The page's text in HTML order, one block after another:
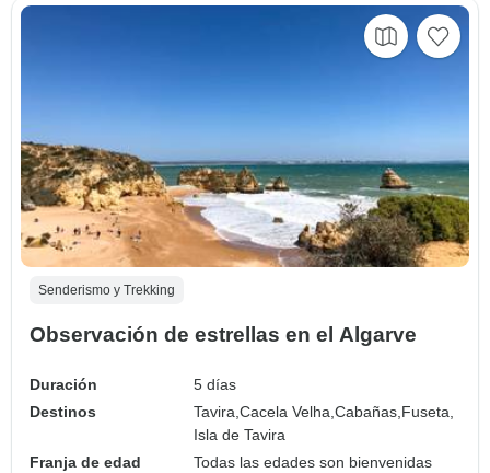
Senderismo y Trekking
Observación de estrellas en el Algarve
Duración
5 días
Destinos
Tavira,Cacela Velha,Cabañas, Fuseta,
Isla de Tavira
Franja de edad
Todas las edades son bienvenidas